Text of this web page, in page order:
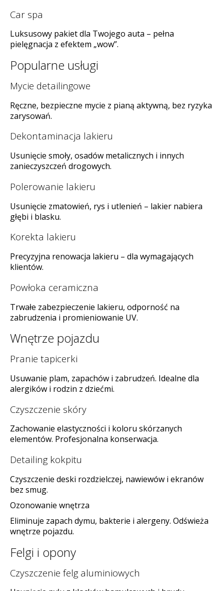
Car spa
Luksusowy pakiet dla Twojego auta – pełna
pielęgnacja z efektem „wow”.
Popularne usługi
Mycie detailingowe
Ręczne, bezpieczne mycie z pianą aktywną, bez ryzyka
zarysowań.
Dekontaminacja lakieru
Usunięcie smoły, osadów metalicznych i innych
zanieczyszczeń drogowych.
Polerowanie lakieru
Usunięcie zmatowień, rys i utlenień – lakier nabiera
głębi i blasku.
Korekta lakieru
Precyzyjna renowacja lakieru – dla wymagających
klientów.
Powłoka ceramiczna
Trwałe zabezpieczenie lakieru, odporność na
zabrudzenia i promieniowanie UV.
Wnętrze pojazdu
Pranie tapicerki
Usuwanie plam, zapachów i zabrudzeń. Idealne dla
alergików i rodzin z dziećmi.
Czyszczenie skóry
Zachowanie elastyczności i koloru skórzanych
elementów. Profesjonalna konserwacja.
Detailing kokpitu
Czyszczenie deski rozdzielczej, nawiewów i ekranów
bez smug.
Ozonowanie wnętrza
Eliminuje zapach dymu, bakterie i alergeny. Odświeża
wnętrze pojazdu.
Felgi i opony
Czyszczenie felg aluminiowych